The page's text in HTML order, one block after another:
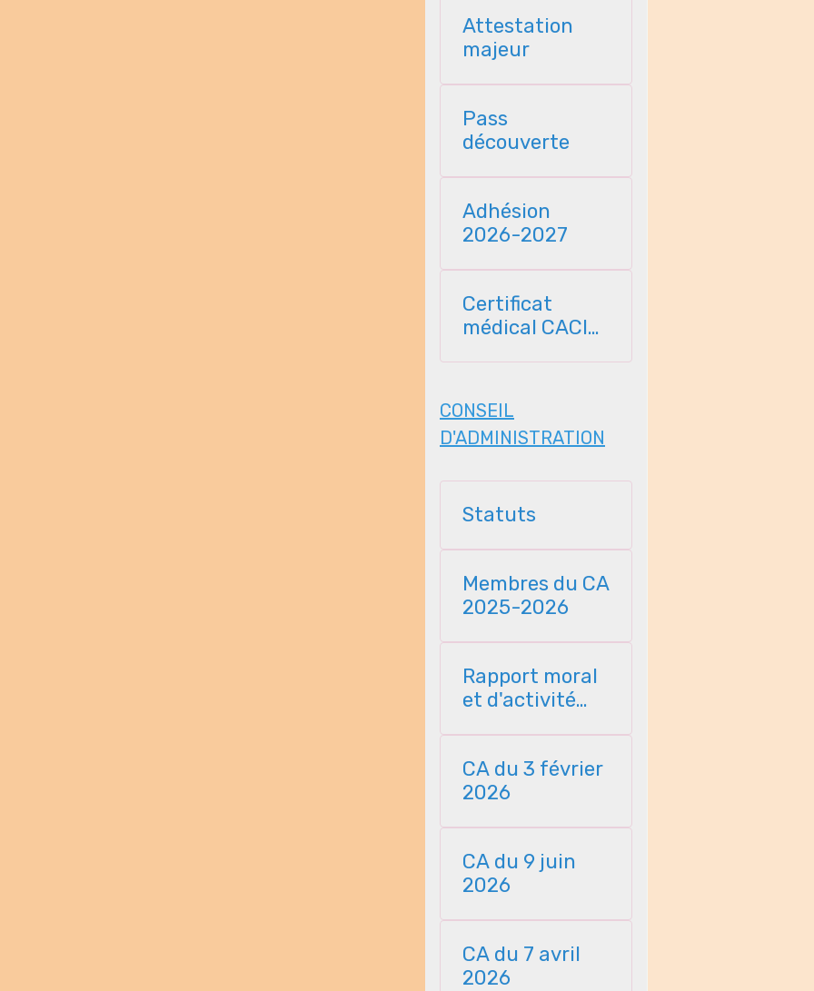
Attestation
majeur
Pass
découverte
Adhésion
2026-2027
Certificat
médical CACI
CONSEIL
D'ADMINISTRATION
Statuts
Membres du CA
2025-2026
Rapport moral
et d'activité
CA du 3 février
2026
CA du 9 juin
2026
CA du 7 avril
2026